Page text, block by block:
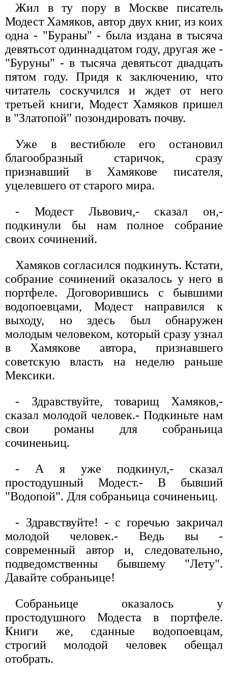
Жил в ту пору в Москве писатель
Модест Хамяков, автор двух книг, из коих
одна - "Бураны" - была издана в тысяча
девятьсот одиннадцатом году, другая же -
"Буруны" - в тысяча девятьсот двадцать
пятом году. Придя к заключению, что
читатель соскучился и ждет от него
третьей книги, Модест Хамяков пришел
в "Златопой" позондировать почву.
Уже в вестибюле его остановил
благообразный старичок, сразу
признавший в Хамякове писателя,
уцелевшего от старого мира.
- Модест Львович,- сказал он,-
подкинули бы нам полное собрание
своих сочинений.
Хамяков согласился подкинуть. Кстати,
собрание сочинений оказалось у него в
портфеле. Договорившись с бывшими
водопоевцами, Модест направился к
выходу, но здесь был обнаружен
молодым человеком, который сразу узнал
в Хамякове автора, признавшего
советскую власть на неделю раньше
Мексики.
- Здравствуйте, товарищ Хамяков,-
сказал молодой человек.- Подкиньте нам
свои романы для собраньица
сочиненьиц.
- А я уже подкинул,- сказал
простодушный Модест.- В бывший
"Водопой". Для собраньица сочиненьиц.
- Здравствуйте! - с горечью закричал
молодой человек.- Ведь вы -
современный автор и, следовательно,
подведомственны бывшему "Лету".
Давайте собраньице!
Собраньице оказалось у
простодушного Модеста в портфеле.
Книги же, сданные водопоевцам,
строгий молодой человек обещал
отобрать.